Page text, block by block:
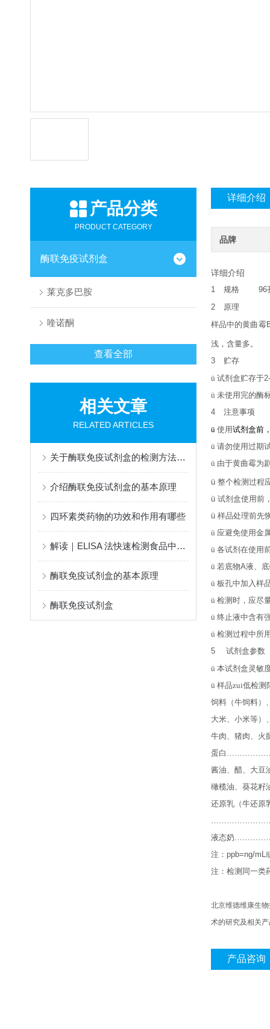
产品分类
PRODUCT CATEGORY
酶联免疫试剂盒
莱克多巴胺
喹诺酮
查看全部
相关文章
RELATED ARTICLES
关于酶联免疫试剂盒的检测方法介绍
介绍酶联免疫试剂盒的基本原理
四环素类药物的功效和作用有哪些
解读｜ELISA 法快速检测食品中重金属含量的研究进展
酶联免疫试剂盒的基本原理
酶联免疫试剂盒
详细介绍
品牌
详细介绍
1 规格 96
2
原理
样品中的黄曲霉
浅，含量多。
3
贮存
ü 试剂盒贮存于
ü 未使用完的酶
4
注意事项
ü 使用试剂盒前
ü 请勿使用过期
ü 由于黄曲霉为
ü 整个检测过程
ü 试剂盒使用前
ü 样品处理前先
ü 应避免使用金
ü 各试剂在使用
ü 若底物A液、
ü 板孔中加入样
ü 检测时，应尽
ü 终止液中含有
ü 检测过程中所
5
试剂盒参数
ü 本试剂盒灵敏
ü 样品zui低检测
饲料（牛饲料）
大米、小米等）
牛肉、猪肉、火
蛋白
酱油、醋、大豆
橄榄油、葵花籽
还原乳（牛还原
液态奶
注： ppb=ng/mL
注：检测同一类
北京维德维康生
术的研究及相关
产品咨询